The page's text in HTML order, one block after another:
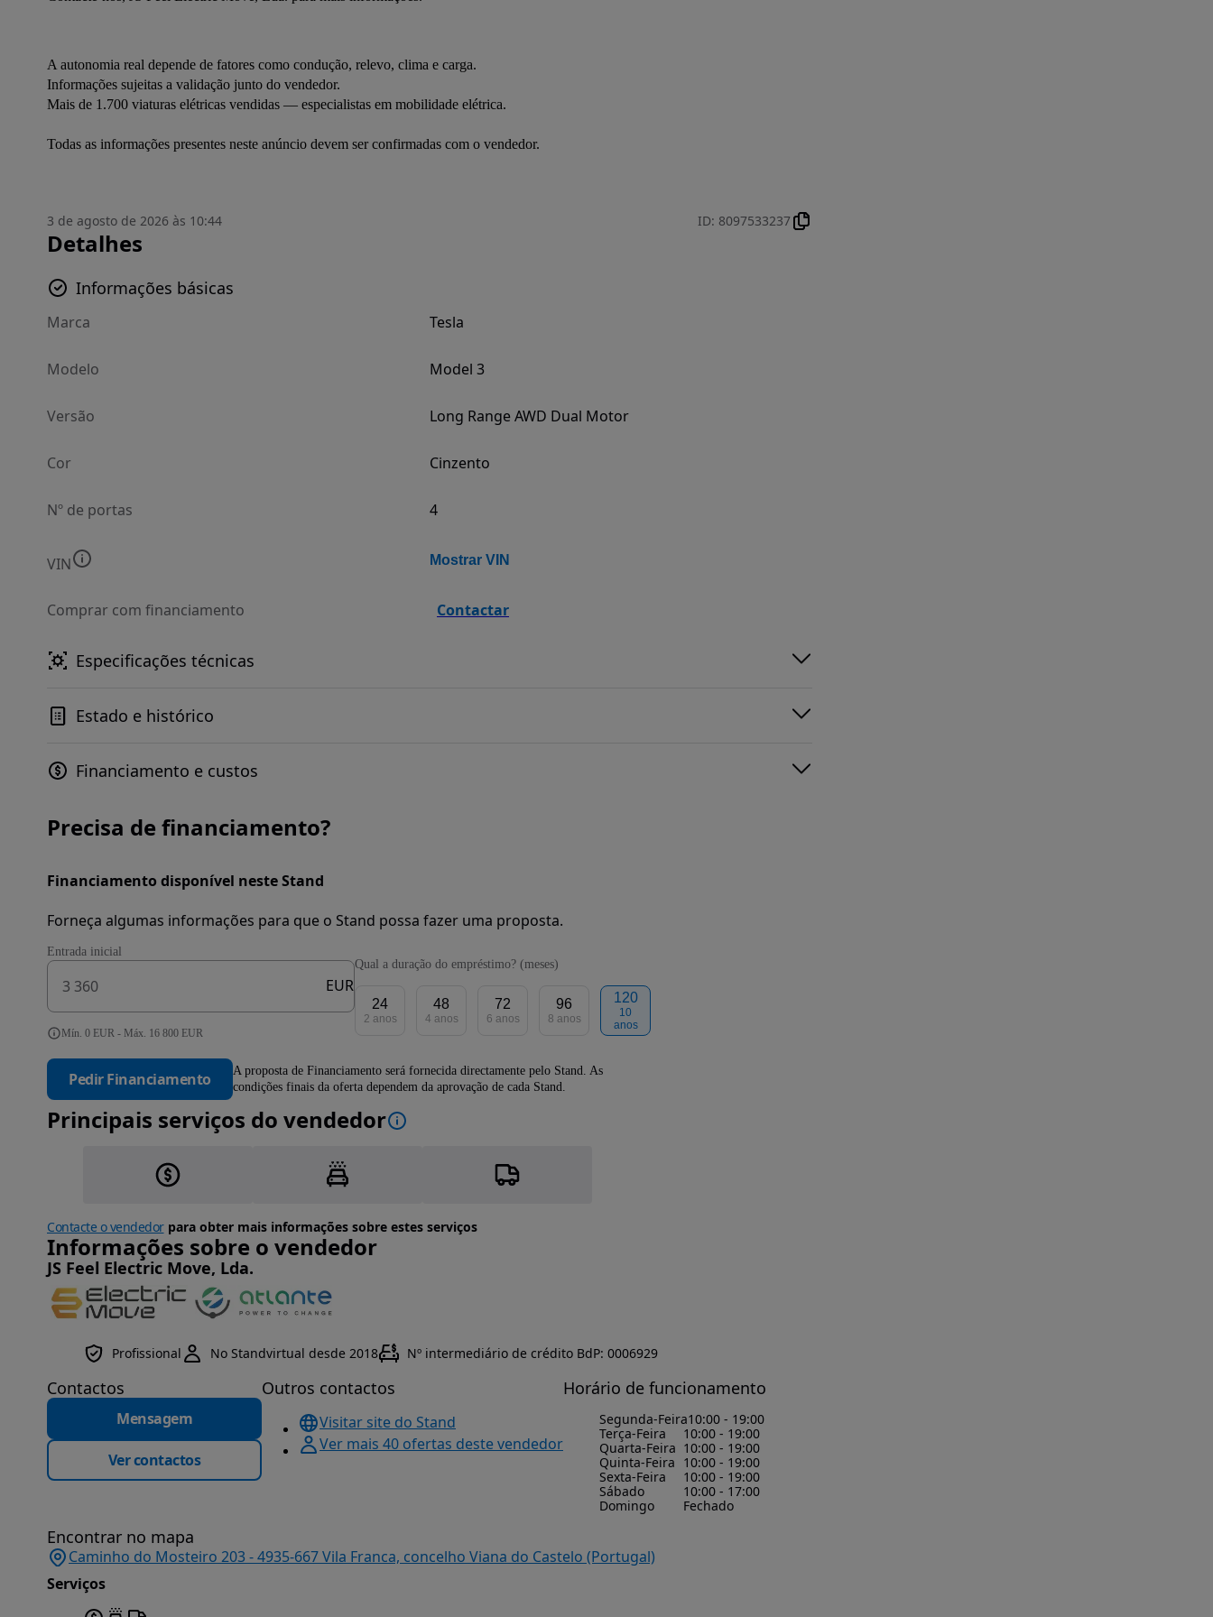
A autonomia real depende de fatores como condução, relevo, clima e carga.
Informações sujeitas a validação junto do vendedor.
Mais de 1.700 viaturas elétricas vendidas — especialistas em mobilidade elétrica.
Todas as informações presentes neste anúncio devem ser confirmadas com o vendedor.
3 de agosto de 2026 às 10:44 ID: 8097533237
Detalhes
Informações básicas
Marca Tesla
Modelo Model 3
Versão Long Range AWD Dual Motor
Cor Cinzento
Nº de portas 4
VIN Mostrar VIN
Comprar com financiamento Contactar
Especificações técnicas
Estado e histórico
Financiamento e custos
Precisa de financiamento?
Financiamento disponível neste Stand
Forneça algumas informações para que o Stand possa fazer uma proposta.
Entrada inicial
EUR
Mín. 0 EUR - Máx. 16 800 EUR
Qual a duração do empréstimo? (meses)
24
2 anos
48
4 anos
72
6 anos
96
8 anos
120
10
anos
Pedir Financiamento
A proposta de Financiamento será fornecida directamente pelo Stand. As
condições finais da oferta dependem da aprovação de cada Stand.
Principais serviços do vendedor
Contacte o vendedorpara obter mais informações sobre estes serviços
Informações sobre o vendedor
JS Feel Electric Move, Lda.
Profissional No Standvirtual desde 2018 Nº intermediário de crédito BdP: 0006929
Contactos
Mensagem
Ver contactos
Outros contactos
Visitar site do Stand
Ver mais 40 ofertas deste vendedor
Horário de funcionamento
Segunda-Feira10:00 - 19:00
Terça-Feira
10:00 - 19:00
Quarta-Feira 10:00 - 19:00
Quinta-Feira 10:00 - 19:00
Sexta-Feira
10:00 - 19:00
Sábado
10:00 - 17:00
Domingo
Fechado
Encontrar no mapa
Caminho do Mosteiro 203 - 4935-667 Vila Franca, concelho Viana do Castelo (Portugal)
Serviços